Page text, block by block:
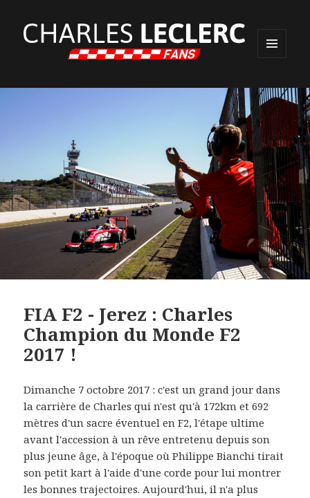
WIDGETS
FIA F2 - Jerez : Charles
Champion du Monde F2
2017 !
Dimanche 7 octobre 2017 : c'est un grand jour dans
la carrière de Charles qui n'est qu'à 172km et 692
mètres d'un sacre éventuel en F2, l'étape ultime
avant l'accession à un rêve entretenu depuis son
plus jeune âge, à l'époque où Philippe Bianchi tirait
son petit kart à l'aide d'une corde pour lui montrer
les bonnes trajectoires. Aujourd'hui, il n'a plus